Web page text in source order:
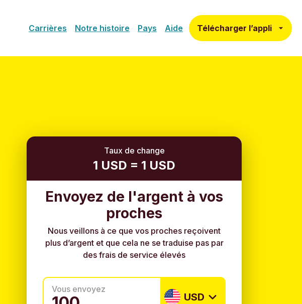
Carrières Notre histoire Pays Aide Télécharger l’appli
Taux de change
1 USD = 1 USD
Envoyez de l'argent à vos
proches
Nous veillons à ce que vos proches reçoivent
plus d’argent et que cela ne se traduise pas par
des frais de service élevés
Vous envoyez
USD